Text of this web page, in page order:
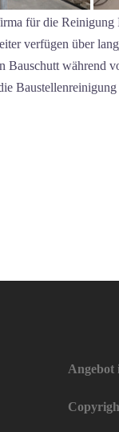
für die
verfügen über
Bauschutt während
Angebot